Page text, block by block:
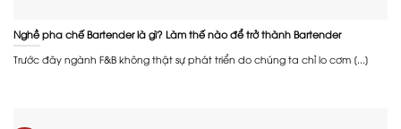
Nghề pha chế Bartender là gì? Làm thế nào để trở thành Bartender
Trước đây ngành F&B không thật sự phát triển do chúng ta chỉ lo cơm [...]